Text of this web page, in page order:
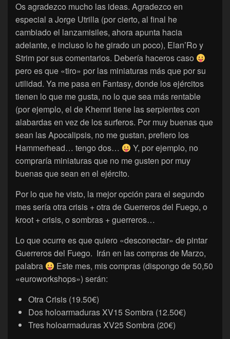
Os agradezco mucho las ideas. Agradezco en
especial a Jorge Utrilla (por cierto, al final he
cambiado el lanzamisiles, ahora apunta hacia
adelante, e incluso lo he girado un poco), Elan’Ro y
Strim por sus comentarios. Debería haceros caso
pero es que «tiro» por las miniaturas más que por su
utilidad. Ya me pasa en Fantasy, donde los ejércitos
tienen lo que me gusta, no lo que sea más rentable
(por ejemplo, el de Khemri tiene las serpientes con
alabardas en vez de los surferos. Por muy buenas que
sean las Apocalipsis, no me gustan, prefiero los
Hammerhead… tengo dos…
Y, por ejemplo, no
compraría miniaturas que no me gusten por muy
buenas que sean en el ejército.
Por lo que he visto, la mejor opción para el segundo
mes sería otra crisis + otra de Guerreros del Fuego, o
kroot + crisis, o sombras + guerreros…
Lo que ocurre es que quiero «desconectar» de pintar
Guerreros del Fuego. Irán en las compras de Marzo,
palabra
Este mes, mis compras (dispongo de 50,50
«euroworkshops») serán:
Otra Crisis (19.50€)
Dos holoarmaduras XV15 Sombra (12.50€)
Tres holoarmaduras XV25 Sombra (20€)